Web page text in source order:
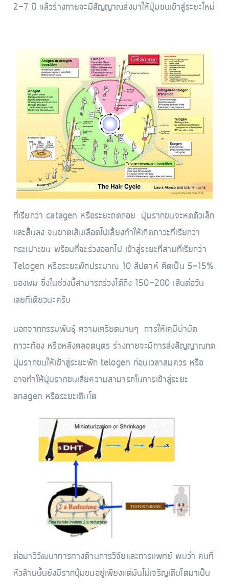
2-7 ปี แล้วร่างกายจะมีสัญญาณส่งมาให้ปุ่มขนเข้าสู่ระยะใหม่
ที่เรียกว่า catagen หรือระยะถดถอย ปุ่มรากขนจะหดตัวเล็ก
และสั้นลง จนขาดเส้นเลือดไปเลี้ยงทำให้เกิดภาวะที่เรียกว่า
กระเปาะขน พร้อมที่จะร่วงออกไป เข้าสู่ระยะที่สามที่เรียกว่า
Telogen หรือระยะพักประมาณ 10 สัปดาห์ คิดเป็น 5-15%
ของผม ซึ่งในช่วงนี้สามารถร่วงได้ถึง 150-200 เส้นต่อวัน
เลยทีเดียวนะครับ
นอกจากกรรมพันธุ์ ความเครียดนานๆ การให้เคมีบำบัด
ภาวะท้อง หรือหลังคลอดบุตร ร่างกายจะมีการส่งสัญญาณกด
ปุ่มรากขนให้เข้าสู่ระยะพัก telogen ก่อนเวลาสมควร หรือ
อาจทำให้ปุ่มรากขนเสียความสามารถในการเข้าสู่ระยะ
anagen หรือระยะเติบโต
ต่อมาวิวัฒนาการทางด้านการวิจัยและการเเพทย์ พบว่า คนที่
หัวล้านนั้นยังมีรากปุ่มขนอยู่เพียงแต่มันไม่เจริญเติบโตมาเป็น